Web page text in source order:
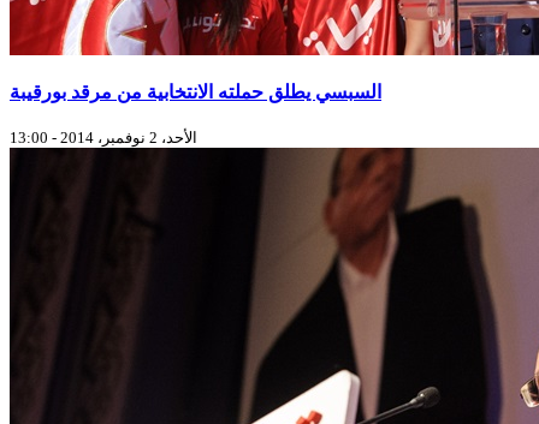
السبسي يطلق حملته الانتخابية من مرقد بورقيبة
الأحد، 2 نوفمبر، 2014 - 13:00